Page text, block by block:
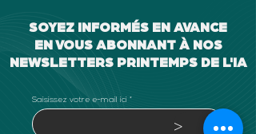
SOYEZ INFORMÉS EN AVANCE
EN VOUS ABONNANT À NOS
NEWSLETTERS PRINTEMPS DE L'IA
Saisissez votre e-mail ici
>